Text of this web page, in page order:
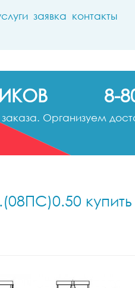
заявка контакты
8-
Организуем